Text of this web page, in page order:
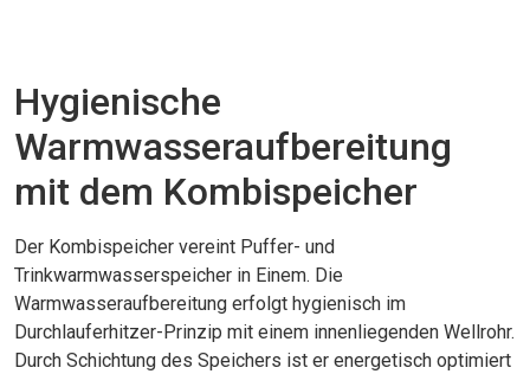
Hygienische
Warmwasseraufbereitung
mit dem Kombispeicher
Der Kombispeicher vereint Puffer- und
Trinkwarmwasserspeicher in Einem. Die
Warmwasseraufbereitung erfolgt hygienisch im
Durchlauferhitzer-Prinzip mit einem innenliegenden Wellrohr.
Durch Schichtung des Speichers ist er energetisch optimiert